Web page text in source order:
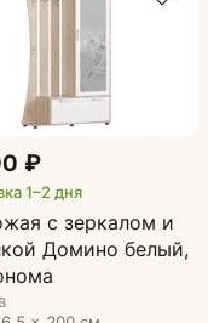
₽
1–2 дня
с зеркалом и
Домино белый,